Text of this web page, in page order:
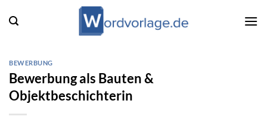
Inhalt
BEWERBUNG
Bewerbung als Bauten &
Objektbeschichterin